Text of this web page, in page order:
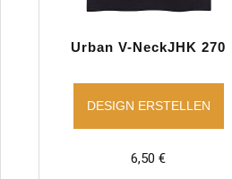
Urban V-NeckJHK 270
DESIGN ERSTELLEN
6,50€